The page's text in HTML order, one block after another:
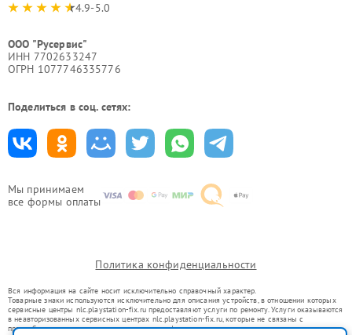
Мы принимаем
все формы оплаты
4.9-5.0
ООО "Русервис"
ИНН 7702633247
ОГРН 1077746335776
Поделиться в соц. сетях:
Политика конфиденциальности
Вся информация на сайте носит исключительно справочный характер.
Товарные знаки используются исключительно для описания устройств, в отношении которых
сервисные центры nlc.playstation-fix.ru предоставляют услуги по ремонту. Услуги оказываются
в неавторизованных сервисных центрах nlc.playstation-fix.ru, которые не связаны с
правообладателями товарных знаков или их официальными представителями.